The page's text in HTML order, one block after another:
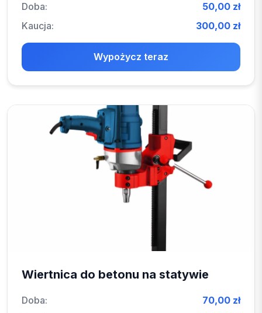
Doba:
50,00 zł
Kaucja:
300,00 zł
Wypożycz teraz
Wiertnica do betonu na statywie
Doba:
70,00 zł